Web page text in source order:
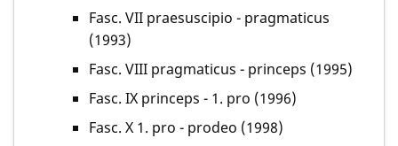
Fasc. VII praesuscipio - pragmaticus
(1993)
Fasc. VIII pragmaticus - princeps (1995)
Fasc. IX princeps - 1. pro (1996)
Fasc. X 1. pro - prodeo (1998)